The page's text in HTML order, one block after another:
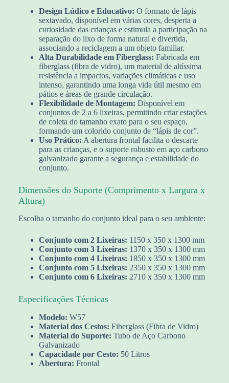
Design Lúdico e Educativo: O formato de lápis
sextavado, disponível em várias cores, desperta a
curiosidade das crianças e estimula a participação na
separação do lixo de forma natural e divertida,
associando a reciclagem a um objeto familiar.
Alta Durabilidade em Fiberglass: Fabricada em
fiberglass (fibra de vidro), um material de altíssima
resistência a impactos, variações climáticas e uso
intenso, garantindo uma longa vida útil mesmo em
pátios e áreas de grande circulação.
Flexibilidade de Montagem: Disponível em
conjuntos de 2 a 6 lixeiras, permitindo criar estações
de coleta do tamanho exato para o seu espaço,
formando um colorido conjunto de “lápis de cor”.
Uso Prático: A abertura frontal facilita o descarte
para as crianças, e o suporte robusto em aço carbono
galvanizado garante a segurança e estabilidade do
conjunto.
Dimensões do Suporte (Comprimento x Largura x
Altura)
Escolha o tamanho do conjunto ideal para o seu ambiente:
Conjunto com 2 Lixeiras: 1150 x 350 x 1300 mm
Conjunto com 3 Lixeiras: 1370 x 350 x 1300 mm
Conjunto com 4 Lixeiras: 1850 x 350 x 1300 mm
Conjunto com 5 Lixeiras: 2350 x 350 x 1300 mm
Conjunto com 6 Lixeiras: 2710 x 350 x 1300 mm
Especificações Técnicas
Modelo: W57
Material dos Cestos: Fiberglass (Fibra de Vidro)
Material do Suporte: Tubo de Aço Carbono
Galvanizado
Capacidade por Cesto: 50 Litros
Abertura: Frontal